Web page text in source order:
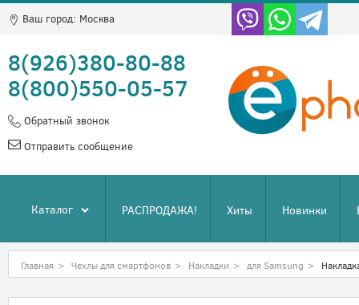
Ваш город: Москва
8(926)380-80-88
8(800)550-05-57
Обратный звонок
Отправить сообщение
Каталог РАСПРОДАЖА! Хиты Новинки
Главная > Чехлы для смартфонов > Накладки > для Samsung >